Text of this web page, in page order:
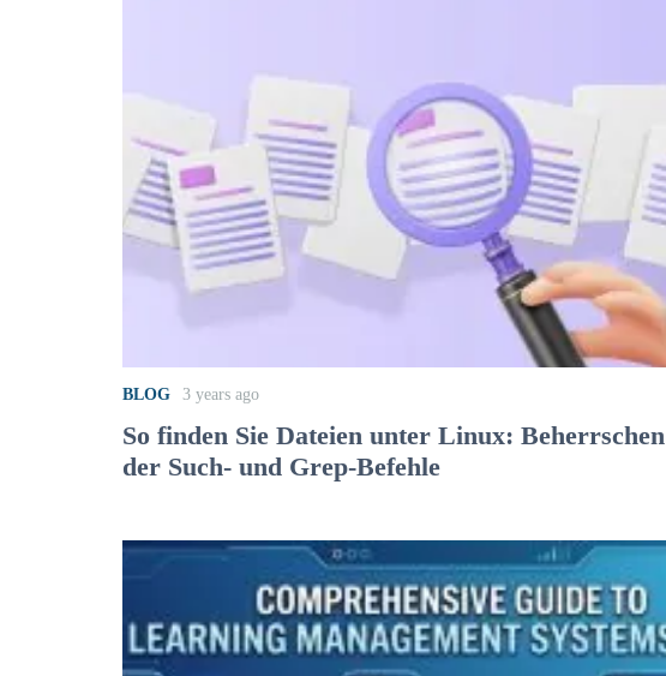
BLOG 3 years ago
So finden Sie Dateien unter Linux: Beherrschen
der Such- und Grep-Befehle